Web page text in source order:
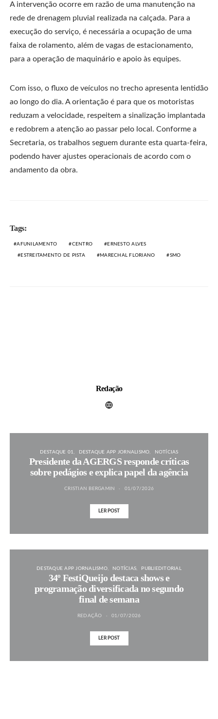
A intervenção ocorre em razão de uma manutenção na
rede de drenagem pluvial realizada na calçada. Para a
execução do serviço, é necessária a ocupação de uma
faixa de rolamento, além de vagas de estacionamento,
para a operação de maquinário e apoio às equipes.
Com isso, o fluxo de veículos no trecho apresenta lentidão
ao longo do dia. A orientação é para que os motoristas
reduzam a velocidade, respeitem a sinalização implantada
e redobrem a atenção ao passar pelo local. Conforme a
Secretaria, os trabalhos seguem durante esta quarta-feira,
podendo haver ajustes operacionais de acordo com o
andamento da obra.
Tags:
AFUNILAMENTO CENTRO ERNESTO ALVES
ESTREITAMENTO DE PISTA MARECHAL FLORIANO SMO
Redação
DESTAQUE 01 DESTAQUE APP JORNALISMO NOTÍCIAS
Presidente da AGERGS responde críticas
sobre pedágios e explica papel da agência
CRISTIAN BERGAMIN 01/07/2026
LER POST
DESTAQUE APP JORNALISMO NOTÍCIAS PUBLIEDITORIAL
34º FestiQueijo destaca shows e
programação diversificada no segundo
final de semana
REDAÇÃO 01/07/2026
LER POST